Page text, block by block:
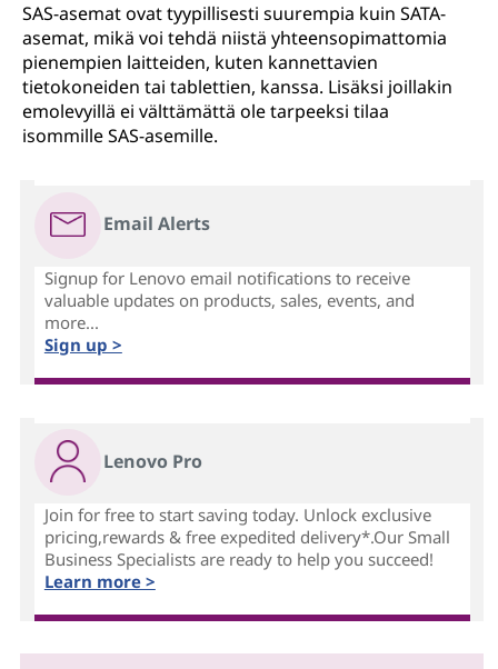
SAS-asemat ovat tyypillisesti suurempia kuin SATA-
asemat, mikä voi tehdä niistä yhteensopimattomia
pienempien laitteiden, kuten kannettavien
tietokoneiden tai tablettien, kanssa. Lisäksi joillakin
emolevyillä ei välttämättä ole tarpeeksi tilaa
isommille SAS-asemille.
Email Alerts
Signup for Lenovo email notifications to receive
valuable updates on products, sales, events, and
more...
Sign up >
Lenovo Pro
Join for free to start saving today. Unlock exclusive
pricing,rewards & free expedited delivery*.Our Small
Business Specialists are ready to help you succeed!
Learn more >